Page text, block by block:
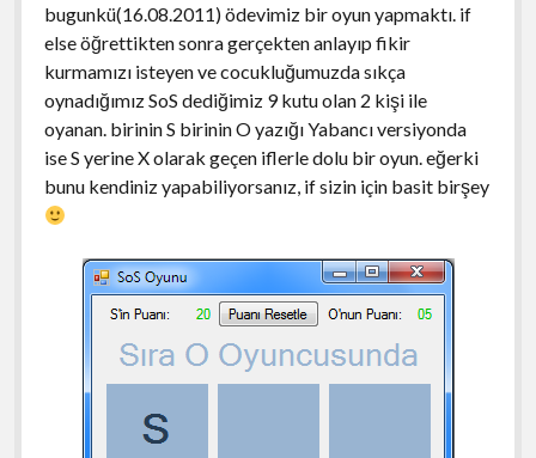
bugunkü(16.08.2011) ödevimiz bir oyun yapmaktı. if
else öğrettikten sonra gerçekten anlayıp fikir
kurmamızı isteyen ve cocukluğumuzda sıkça
oynadığımız SoS dediğimiz 9 kutu olan 2 kişi ile
oyanan. birinin S birinin O yazığı Yabancı versiyonda
ise S yerine X olarak geçen iflerle dolu bir oyun. eğerki
bunu kendiniz yapabiliyorsanız, if sizin için basit birşey